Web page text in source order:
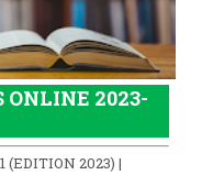
ONLINE 2023-
(EDITION 2023) |